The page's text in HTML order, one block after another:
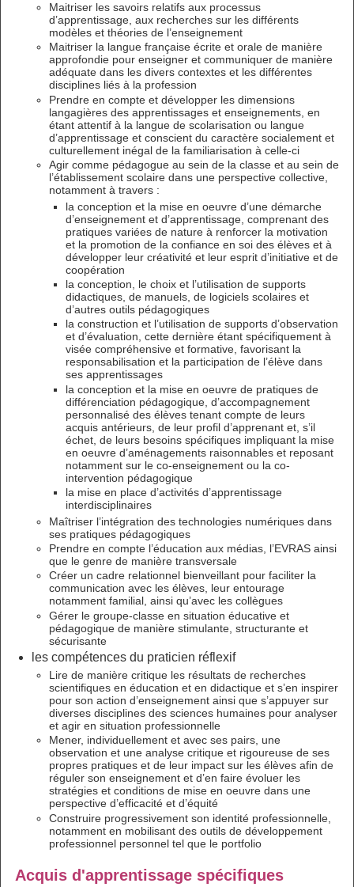
Maitriser les savoirs relatifs aux processus
d’apprentissage, aux recherches sur les différents
modèles et théories de l’enseignement
Maitriser la langue française écrite et orale de manière
approfondie pour enseigner et communiquer de manière
adéquate dans les divers contextes et les différentes
disciplines liés à la profession
Prendre en compte et développer les dimensions
langagières des apprentissages et enseignements, en
étant attentif à la langue de scolarisation ou langue
d’apprentissage et conscient du caractère socialement et
culturellement inégal de la familiarisation à celle-ci
Agir comme pédagogue au sein de la classe et au sein de
l’établissement scolaire dans une perspective collective,
notamment à travers :
la conception et la mise en oeuvre d’une démarche
d’enseignement et d’apprentissage, comprenant des
pratiques variées de nature à renforcer la motivation
et la promotion de la confiance en soi des élèves et à
développer leur créativité et leur esprit d’initiative et de
coopération
la conception, le choix et l’utilisation de supports
didactiques, de manuels, de logiciels scolaires et
d’autres outils pédagogiques
la construction et l’utilisation de supports d’observation
et d’évaluation, cette dernière étant spécifiquement à
visée compréhensive et formative, favorisant la
responsabilisation et la participation de l’élève dans
ses apprentissages
la conception et la mise en oeuvre de pratiques de
différenciation pédagogique, d’accompagnement
personnalisé des élèves tenant compte de leurs
acquis antérieurs, de leur profil d’apprenant et, s’il
échet, de leurs besoins spécifiques impliquant la mise
en oeuvre d’aménagements raisonnables et reposant
notamment sur le co-enseignement ou la co-
intervention pédagogique
la mise en place d’activités d’apprentissage
interdisciplinaires
Maîtriser l’intégration des technologies numériques dans
ses pratiques pédagogiques
Prendre en compte l’éducation aux médias, l’EVRAS ainsi
que le genre de manière transversale
Créer un cadre relationnel bienveillant pour faciliter la
communication avec les élèves, leur entourage
notamment familial, ainsi qu’avec les collègues
Gérer le groupe-classe en situation éducative et
pédagogique de manière stimulante, structurante et
sécurisante
les compétences du praticien réflexif
Lire de manière critique les résultats de recherches
scientifiques en éducation et en didactique et s’en inspirer
pour son action d’enseignement ainsi que s’appuyer sur
diverses disciplines des sciences humaines pour analyser
et agir en situation professionnelle
Mener, individuellement et avec ses pairs, une
observation et une analyse critique et rigoureuse de ses
propres pratiques et de leur impact sur les élèves afin de
réguler son enseignement et d’en faire évoluer les
stratégies et conditions de mise en oeuvre dans une
perspective d’efficacité et d’équité
Construire progressivement son identité professionnelle,
notamment en mobilisant des outils de développement
professionnel personnel tel que le portfolio
Acquis d'apprentissage spécifiques